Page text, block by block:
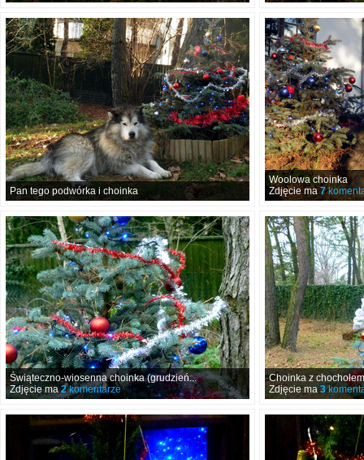
Pan tego podwórka i choinka
Woolowa choinka
Zdjęcie ma7
Świąteczno-wiosenna choinka (grudzień...
Zdjęcie ma2komentarze
Choinka z
Zdjęcie ma 3